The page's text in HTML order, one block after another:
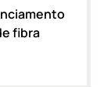
fibra